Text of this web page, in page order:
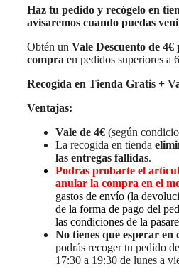
Haz tu pedido y recógelo en
avisaremos cuando puedas
Obtén un Vale Descuento de
compra en pedidos superiores a
Recogida en Tienda Gratis +
Ventajas:
Vale de 4€ (según
La recogida en tienda
las entregas fallidas.
Podrás probarte el
anular la compra en el
gastos de envío (la
de la forma de pago del
las condiciones de la
No tienes que esperar en
podrás recoger tu pedido
17:30 a 19:30 de lunes a